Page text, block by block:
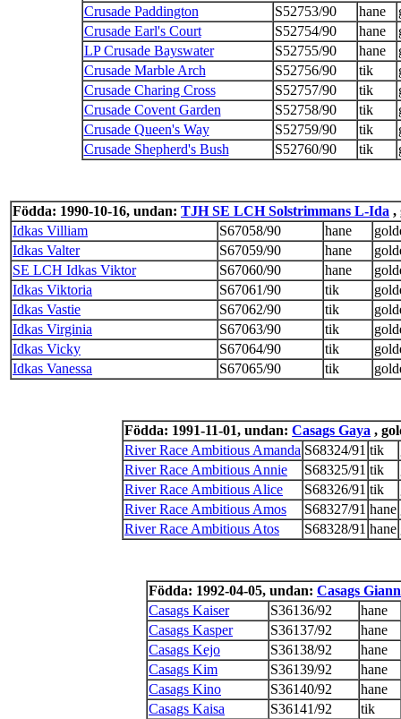
Crusade Paddington
S52753/90 hane
Crusade Earl's Court
S52754/90 hane
LP Crusade Bayswater
S52755/90 hane
Crusade Marble Arch
S52756/90 tik
Crusade Charing Cross
S52757/90 tik
Crusade Covent Garden
S52758/90 tik
Crusade Queen's Way
S52759/90 tik
Crusade Shepherd's Bush
S52760/90 tik
Födda: 1990-10-16, undan: TJH SE LCH Solstrimmans L-Ida ,
Idkas Villiam
S67058/90 hane
Idkas Valter
S67059/90 hane
SE LCH Idkas Viktor
S67060/90 hane
Idkas Viktoria
S67061/90 tik
Idkas Vastie
S67062/90 tik
Idkas Virginia
S67063/90 tik
Idkas Vicky
S67064/90 tik
Idkas Vanessa
S67065/90 tik
Födda: 1991-11-01, undan: Casags Gaya ,
River Race Ambitious Amanda S68324/91 tik
River Race Ambitious Annie
S68325/91 tik
River Race Ambitious Alice
S68326/91 tik
River Race Ambitious Amos
S68327/91 hane
River Race Ambitious Atos
S68328/91 hane
Födda: 1992-04-05, undan: Casags
Casags Kaiser
S36136/92
hane
Casags Kasper
S36137/92
hane
Casags Kejo
S36138/92
hane
Casags Kim
S36139/92
hane
Casags Kino
S36140/92
hane
Casags Kaisa
S36141/92
tik